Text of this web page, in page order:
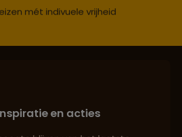
en deskundig reisadvies
reisroutes
en acties